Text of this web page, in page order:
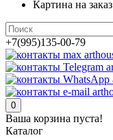
Картина на заказ
+7(995)135-00-79
0
Ваша корзина пуста!
Каталог